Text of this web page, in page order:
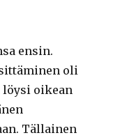
ensin.
oli
löysi oikean
Tällainen